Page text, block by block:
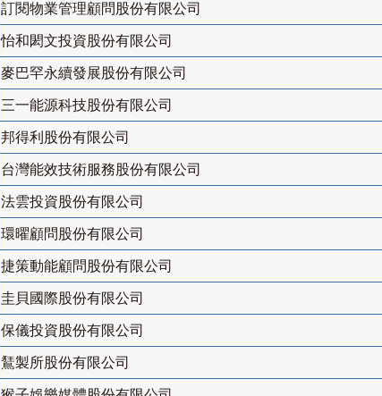
訂閱物業管理顧問股份有限公司
怡和閎文投資股份有限公司
麥巴罕永續發展股份有限公司
三一能源科技股份有限公司
邦得利股份有限公司
台灣能效技術服務股份有限公司
法雲投資股份有限公司
環曜顧問股份有限公司
捷策動能顧問股份有限公司
圭貝國際股份有限公司
保儀投資股份有限公司
鵟製所股份有限公司